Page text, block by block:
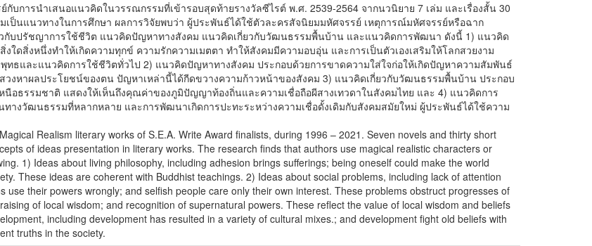
บการนำเสนอแนวคิดในวรรณกรรมที่เข้ารอบสุดท้ายรางวัลซีไรต์ พ.ศ. 2539-2564 จากนวนิยาย 7 เล่ม และเรื่องสั้น 30
ป็นแนวทางในการศึกษา ผลการวิจัยพบว่า ผู้ประพันธ์ได้ใช้ตัวละครสัจนิยมมหัศจรรย์ เหตุการณ์มหัศจรรย์หรือฉาก
กับปรัชญาการใช้ชีวิต แนวคิดปัญหาทางสังคม แนวคิดเกี่ยวกับวัฒนธรรมพื้นบ้าน และแนวคิดการพัฒนา ดังนี้ 1) แนวคิด
ใดสิ่งหนึ่งทำให้เกิดความทุกข์ ความรักความเมตตา ทำให้สังคมมีความอบอุ่น และการเป็นตัวเองเสริมให้โลกสวยงาม
ธและแนวคิดการใช้ชีวิตทั่วไป 2) แนวคิดปัญหาทางสังคม ประกอบด้วยการขาดความใส่ใจก่อให้เกิดปัญหาความสัมพันธ์
งหาผลประโยชน์ของตน ปัญหาเหล่านี้ได้กีดขวางความก้าวหน้าของสังคม 3) แนวคิดเกี่ยวกับวัฒนธรรมพื้นบ้าน ประกอบ
อธรรมชาติ แสดงให้เห็นถึงคุณค่าของภูมิปัญญาท้องถิ่นและความเชื่อถือผีสางเทวดาในสังคมไทย และ 4) แนวคิดการ
งวัฒนธรรมที่หลากหลาย และการพัฒนาเกิดการปะทะระหว่างความเชื่อดั้งเดิมกับสังคมสมัยใหม่ ผู้ประพันธ์ได้ใช้ความ
Realism literary works of S.E.A. Write Award finalists, during 1996 – 2021. Seven novels and thirty short
of ideas presentation in literary works. The research finds that authors use magical realistic characters or
1) Ideas about living philosophy, including adhesion brings sufferings; being oneself could make the world
These ideas are coherent with Buddhist teachings. 2) Ideas about social problems, including lack of attention
use their powers wrongly; and selfish people care only their own interest. These problems obstruct progresses of
of local wisdom; and recognition of supernatural powers. These reflect the value of local wisdom and beliefs
including development has resulted in a variety of cultural mixes.; and development fight old beliefs with
truths in the society.